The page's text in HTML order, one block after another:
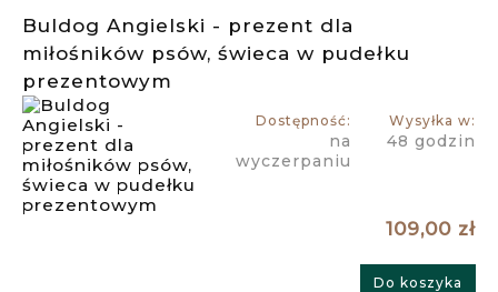
Buldog Angielski - prezent dla
miłośników psów, świeca w pudełku
prezentowym
Dostępność:
na
wyczerpaniu
Wysyłka w:
48 godzin
109,00 zł
Do koszyka